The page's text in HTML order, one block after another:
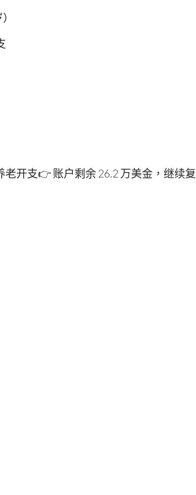
开支👉 账户剩余 26.2 万美金，继续复